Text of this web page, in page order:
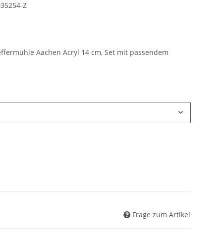
Z
Aachen Acryl 14 cm, Set mit passendem
Frage zum Artikel